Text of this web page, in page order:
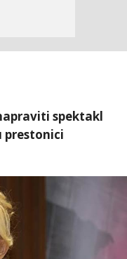
spektakl
prestonici